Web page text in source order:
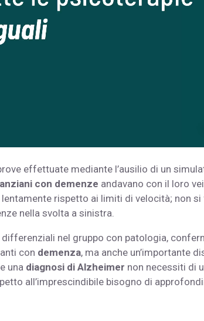
effettuate mediante l’ausilio di un
anziani con demenze andavano con il loro
rispetto ai limiti di velocità; non
nella svolta a sinistra.
nel gruppo con patologia,
con demenza, ma anche un’importante
una diagnosi di Alzheimer non necessiti di
all’imprescindibile bisogno di